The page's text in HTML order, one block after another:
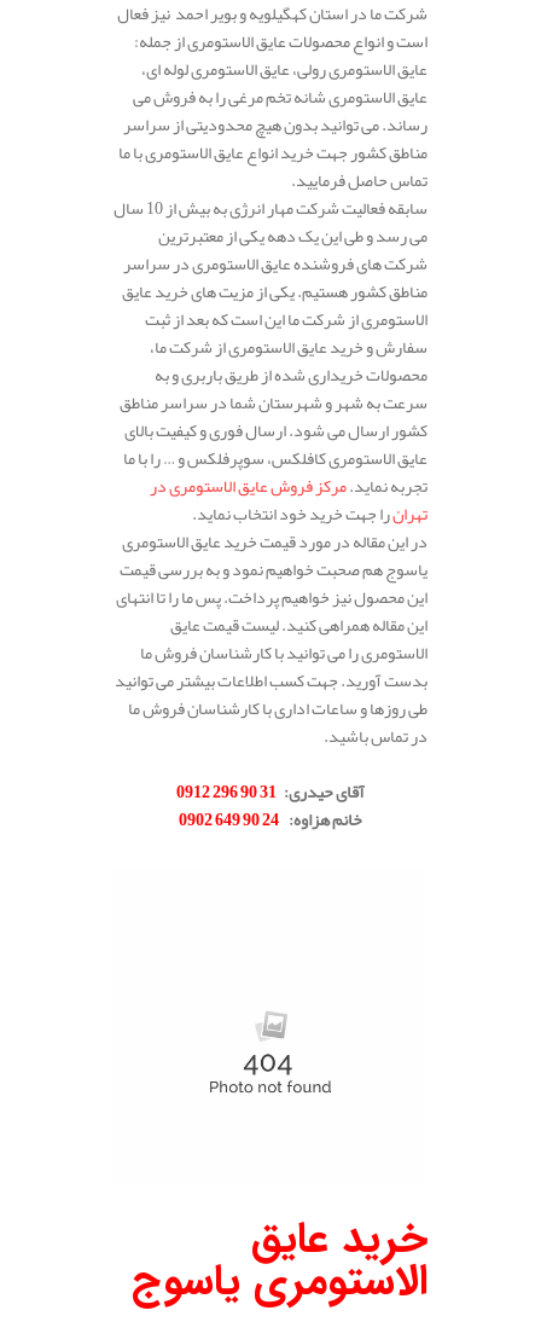
شرکت ما در استان کهگیلویه و بویر احمد نیز فعال
است و انواع محصولات عایق الاستومری از جمله:
عایق الاستومری رولی، عایق الاستومری لوله ای،
عایق الاستومری شانه تخم مرغی را به فروش می
رساند. می توانید بدون هیچ محدودیتی از سراسر
مناطق کشور جهت خرید انواع عایق الاستومری با ما
تماس حاصل فرمایید.
سابقه فعالیت شرکت مهار انرژی به بیش از 10 سال
می رسد و طی این یک دهه یکی از معتبرترین
شرکت های فروشنده عایق الاستومری در سراسر
مناطق کشور هستیم. یکی از مزیت های خرید عایق
الاستومری از شرکت ما این است که بعد از ثبت
سفارش و خرید عایق الاستومری از شرکت ما،
محصولات خریداری شده از طریق باربری و به
سرعت به شهر و شهرستان شما در سراسر مناطق
کشور ارسال می شود. ارسال فوری و کیفیت بالای
عایق الاستومری کافلکس، سوپرفلکس و … را با ما
تجربه نماید.مرکز فروش عایق الاستومری در
تهرانرا جهت خرید خود انتخاب نماید.
در این مقاله در مورد قیمت خرید عایق الاستومری
یاسوج هم صحبت خواهیم نمود و به بررسی قیمت
این محصول نیز خواهیم پرداخت. پس ما را تا انتهای
این مقاله همراهی کنید. لیست قیمت عایق
الاستومری را می توانید با کارشناسان فروش ما
بدست آورید. جهت کسب اطلاعات بیشتر می توانید
طی روزها و ساعات اداری با کارشناسان فروش ما
در تماس باشید.
آقای حیدری:
31 90 296 0912
خانم هزاوه:
24 90 649 0902
خرید عایق
الاستومری یاسوج